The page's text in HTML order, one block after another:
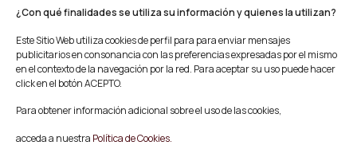
¿Con qué finalidades se utiliza su información y quienes la utilizan?
Este Sitio Web utiliza cookies de perfil para para enviar mensajes
publicitarios en consonancia con las preferencias expresadas por el mismo
en el contexto de la navegación por la red. Para aceptar su uso puede hacer
click en el botón ACEPTO.
Para obtener información adicional sobre el uso de las cookies,
acceda a nuestra Política de Cookies.
Facebook
Youtube
Twitter/X
© Mescladís 2026
Aviso legal